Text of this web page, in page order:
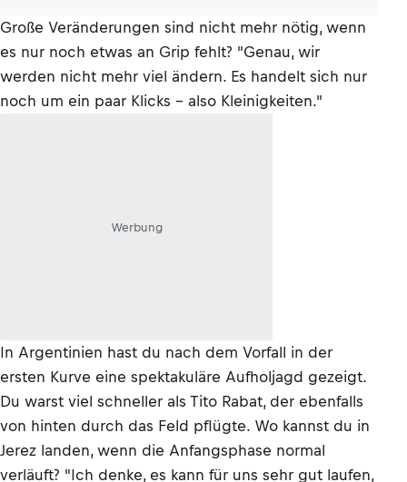
Große Veränderungen sind nicht mehr nötig, wenn
es nur noch etwas an Grip fehlt? "Genau, wir
werden nicht mehr viel ändern. Es handelt sich nur
noch um ein paar Klicks – also Kleinigkeiten."
Werbung
In Argentinien hast du nach dem Vorfall in der
ersten Kurve eine spektakuläre Aufholjagd gezeigt.
Du warst viel schneller als Tito Rabat, der ebenfalls
von hinten durch das Feld pflügte. Wo kannst du in
Jerez landen, wenn die Anfangsphase normal
verläuft? "Ich denke, es kann für uns sehr gut laufen,